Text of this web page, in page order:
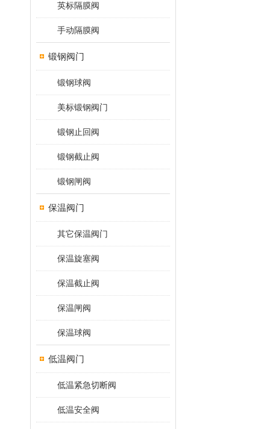
英标隔膜阀
手动隔膜阀
锻钢阀门
锻钢球阀
美标锻钢阀门
锻钢止回阀
锻钢截止阀
锻钢闸阀
保温阀门
其它保温阀门
保温旋塞阀
保温截止阀
保温闸阀
保温球阀
低温阀门
低温紧急切断阀
低温安全阀